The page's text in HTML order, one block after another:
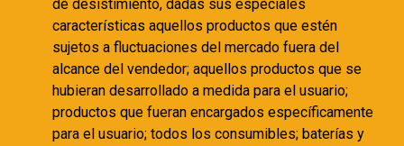
de desistimiento, dadas sus especiales
características aquellos productos que estén
sujetos a fluctuaciones del mercado fuera del
alcance del vendedor; aquellos productos que se
hubieran desarrollado a medida para el usuario;
productos que fueran encargados específicamente
para el usuario; todos los consumibles; baterías y